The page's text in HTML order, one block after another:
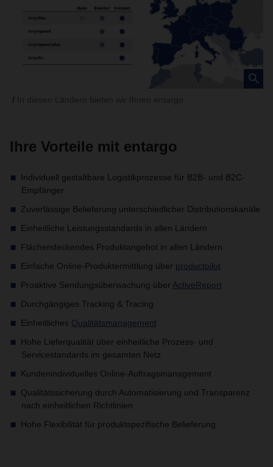
Ihre Vorteile mit entargo
Individuell gestaltbare Logistikprozesse für B2B- und B2C-
Empfänger
Zuverlässige Belieferung unterschiedlicher Distributionskanäle
Einheitliche Leistungsstandards in allen Ländern
Flächendeckendes Produktangebot in allen Ländern
Einfache Online-Produktermittlung über productpilot
Proaktive Sendungsüberwachung über ActiveReport
Durchgängiges Tracking & Tracing
Einheitliches Qualitätsmanagement
Hohe Lieferqualität über einheitliche Prozess- und
Servicestandards im gesamten Netz
Kundenindividuelles Online-Auftragsmanagement
Qualitätssicherung durch Automatisierung und Transparenz
nach einheitlichen Richtlinien
Hohe Flexibilität für produktspezifische Belieferung